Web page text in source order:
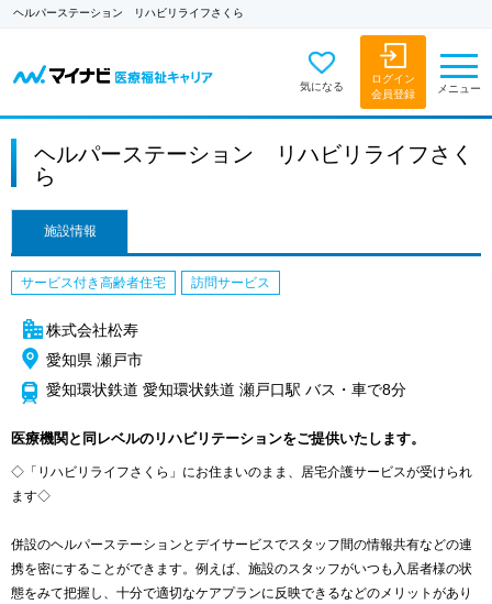
ヘルパーステーション リハビリライフさくら
気になる
ログイン
会員登録
メニュー
ヘルパーステーション リハビリライフさく
ら
施設情報
サービス付き高齢者住宅 訪問サービス
株式会社松寿
愛知県 瀬戸市
愛知環状鉄道 愛知環状鉄道 瀬戸口駅 バス・車で8分
医療機関と同レベルのリハビリテーションをご提供いたします。
◇「リハビリライフさくら」にお住まいのまま、居宅介護サービスが受けられ
ます◇
併設のヘルパーステーションとデイサービスでスタッフ間の情報共有などの連
携を密にすることができます。例えば、施設のスタッフがいつも入居者様の状
態をみて把握し、十分で適切なケアプランに反映できるなどのメリットがあり